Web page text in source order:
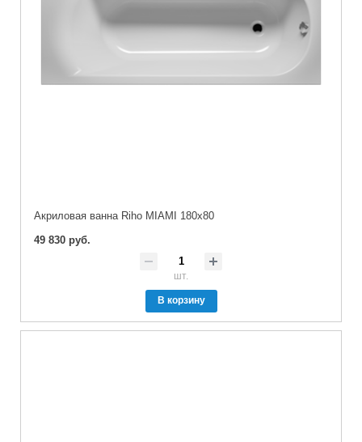
Акриловая ванна Riho MIAMI 180x80
49 830 руб.
шт.
В корзину